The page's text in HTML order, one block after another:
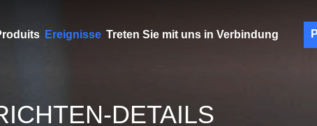
Ereignisse Treten Sie mit uns in Verbindung
DETAILS